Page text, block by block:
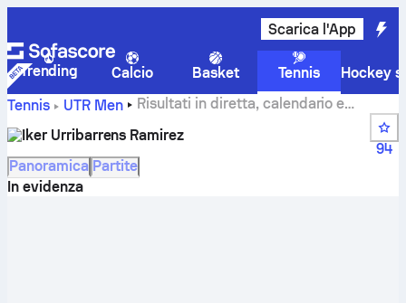
Scarica l'App
Trending Calcio Basket Tennis
Hockey
Tennis
UTR Men
Risultati in diretta, calendario e
Iker Urribarrens Ramirez
94
Panoramica Partite
In evidenza